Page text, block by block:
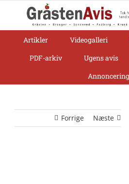
Artikler
Videogalleri
PDF-arkiv
Ugens avis
Annoncering
Forrige Næste